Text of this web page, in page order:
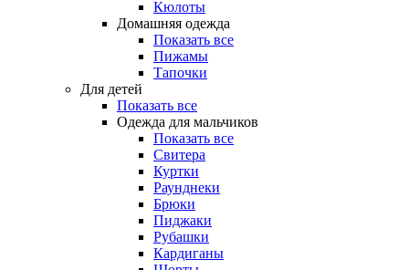
Кюлоты
Домашняя одежда
Показать все
Пижамы
Тапочки
Для детей
Показать все
Одежда для мальчиков
Показать все
Свитера
Куртки
Раунднеки
Брюки
Пиджаки
Рубашки
Кардиганы